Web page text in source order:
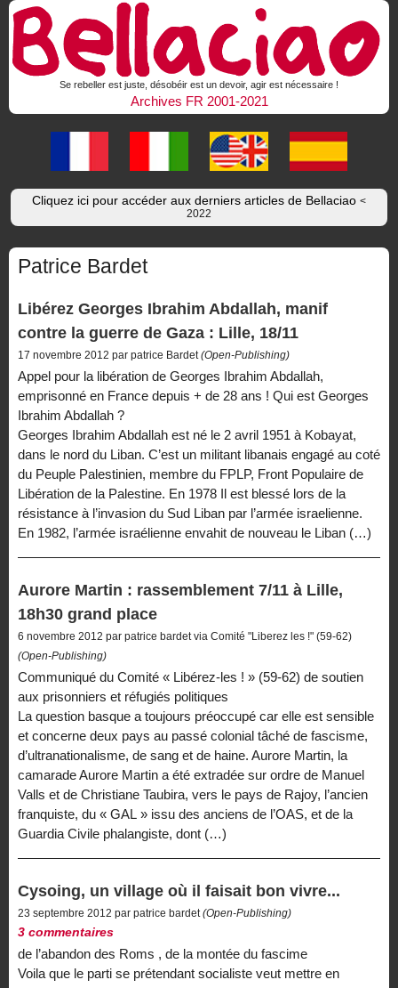
Se rebeller est juste, désobéir est un devoir, agir est nécessaire !
Archives FR 2001-2021
Cliquez ici pour accéder aux derniers articles de Bellaciao <
2022
Patrice Bardet
Libérez Georges Ibrahim Abdallah, manif
contre la guerre de Gaza : Lille, 18/11
17 novembre 2012 par patrice Bardet(Open-Publishing)
Appel pour la libération de Georges Ibrahim Abdallah,
emprisonné en France depuis + de 28 ans ! Qui est Georges
Ibrahim Abdallah ?
Georges Ibrahim Abdallah est né le 2 avril 1951 à Kobayat,
dans le nord du Liban. C’est un militant libanais engagé au coté
du Peuple Palestinien, membre du FPLP, Front Populaire de
Libération de la Palestine. En 1978 Il est blessé lors de la
résistance à l’invasion du Sud Liban par l’armée israelienne.
En 1982, l’armée israélienne envahit de nouveau le Liban (…)
Aurore Martin : rassemblement 7/11 à Lille,
18h30 grand place
6 novembre 2012 par patrice bardet via Comité "Liberez les !" (59-62)
(Open-Publishing)
Communiqué du Comité « Libérez-les ! » (59-62) de soutien
aux prisonniers et réfugiés politiques
La question basque a toujours préoccupé car elle est sensible
et concerne deux pays au passé colonial tâché de fascisme,
d’ultranationalisme, de sang et de haine. Aurore Martin, la
camarade Aurore Martin a été extradée sur ordre de Manuel
Valls et de Christiane Taubira, vers le pays de Rajoy, l’ancien
franquiste, du « GAL » issu des anciens de l’OAS, et de la
Guardia Civile phalangiste, dont (…)
Cysoing, un village où il faisait bon vivre...
23 septembre 2012 par patrice bardet(Open-Publishing)
3 commentaires
de l’abandon des Roms , de la montée du fascime
Voila que le parti se prétendant socialiste veut mettre en